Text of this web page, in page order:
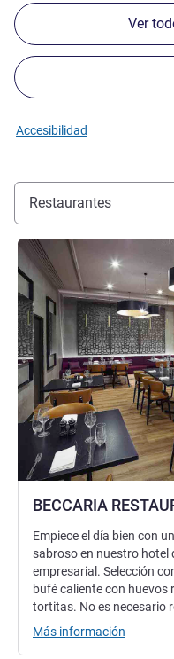
Ver
Accesibilidad
Restaurantes
BECCARIA
Más información
Empiece el día bien con
sabroso en nuestro hotel
empresarial. Selección
bufé caliente con huevos
tortitas. No es necesario
Más información